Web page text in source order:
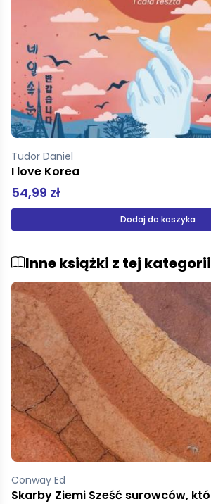
Tudor Daniel Pearson James
Tajemnice Korei Północnej
54,99 zł
Dodaj do koszyka
Inne książki z tej kategorii
Milewski Piotr
Dzienniki japońskie